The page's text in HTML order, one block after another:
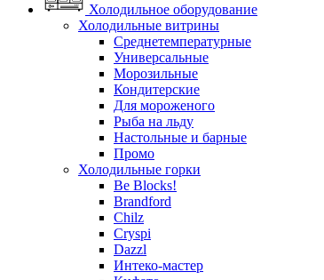
Холодильное оборудование
Холодильные витрины
Среднетемпературные
Универсальные
Морозильные
Кондитерские
Для мороженого
Рыба на льду
Настольные и барные
Промо
Холодильные горки
Be Blocks!
Brandford
Chilz
Cryspi
Dazzl
Интеко-мастер